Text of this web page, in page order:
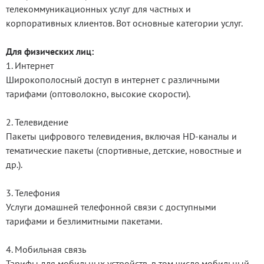
телекоммуникационных услуг для частных и
корпоративных клиентов. Вот основные категории услуг.
Для физических лиц:
1. Интернет
Широкополосный доступ в интернет с различными
тарифами (оптоволокно, высокие скорости).
2. Телевидение
Пакеты цифрового телевидения, включая HD-каналы и
тематические пакеты (спортивные, детские, новостные и
др.).
3. Телефония
Услуги домашней телефонной связи с доступными
тарифами и безлимитными пакетами.
4. Мобильная связь